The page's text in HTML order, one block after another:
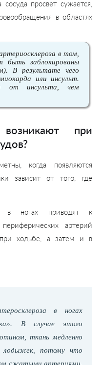
сосуда просвет сужается,
в областях
в том,
быть заблокированы
В результате чего
или инсульт.
от инсульта, чем
при
когда появляются
зависит от того, где
в ногах приводят к
артерий
ходьбе, а затем и в
в ногах
В случае этого
ткань медленно
лодыжек, потому что